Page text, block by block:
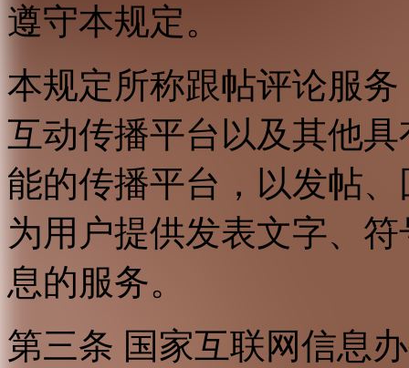
遵守本规定。
本规定所称跟帖评论服
互动传播平台以及其他
能的传播平台，以发帖
为用户提供发表文字、
息的服务。
第三条 国家互联网信息